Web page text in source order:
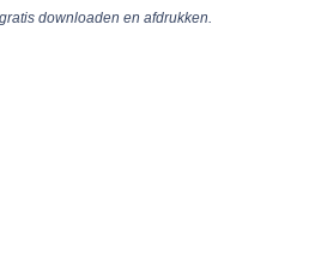
downloaden en afdrukken.